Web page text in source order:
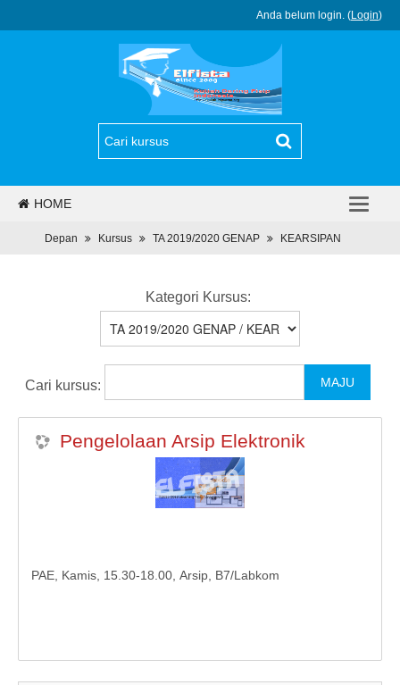
Anda belum login. (Login)
HOME
PJJ
DAFTAR
KULIAH DARING
Depan Kursus TA 2019/2020 GENAP KEARSIPAN
Kategori Kursus:
Cari kursus:
Pengelolaan Arsip Elektronik
PAE, Kamis, 15.30-18.00, Arsip, B7/Labkom